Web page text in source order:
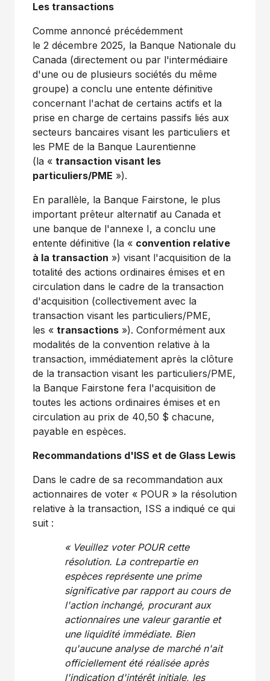
Les transactions
Comme annoncé précédemment
le 2 décembre 2025, la Banque Nationale du
Canada (directement ou par l'intermédiaire
d'une ou de plusieurs sociétés du même
groupe) a conclu une entente définitive
concernant l'achat de certains actifs et la
prise en charge de certains passifs liés aux
secteurs bancaires visant les particuliers et
les PME de la Banque Laurentienne
(la « transaction visant les
particuliers/PME »).
En parallèle, la Banque Fairstone, le plus
important prêteur alternatif au Canada et
une banque de l'annexe I, a conclu une
entente définitive (la « convention relative
à la transaction ») visant l'acquisition de la
totalité des actions ordinaires émises et en
circulation dans le cadre de la transaction
d'acquisition (collectivement avec la
transaction visant les particuliers/PME,
les « transactions »). Conformément aux
modalités de la convention relative à la
transaction, immédiatement après la clôture
de la transaction visant les particuliers/PME,
la Banque Fairstone fera l'acquisition de
toutes les actions ordinaires émises et en
circulation au prix de 40,50 $ chacune,
payable en espèces.
Recommandations d'ISS et de Glass Lewis
Dans le cadre de sa recommandation aux
actionnaires de voter « POUR » la résolution
relative à la transaction, ISS a indiqué ce qui
suit :
« Veuillez voter POUR cette
résolution. La contrepartie en
espèces représente une prime
significative par rapport au cours de
l'action inchangé, procurant aux
actionnaires une valeur garantie et
une liquidité immédiate. Bien
qu'aucune analyse de marché n'ait
officiellement été réalisée après
l'indication d'intérêt initiale, les